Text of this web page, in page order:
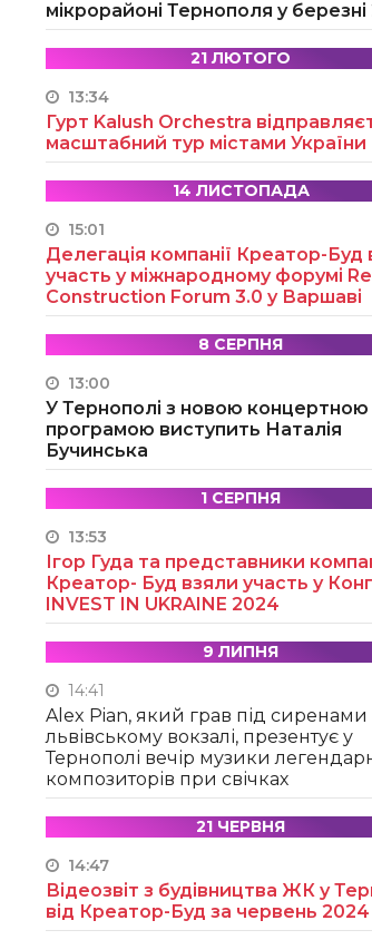
мікрорайоні Тернополя у березні
21 ЛЮТОГО
13:34
Гурт Kalush Orchestra
масштабний тур містами України
14 ЛИСТОПАДА
15:01
Делегація компанії Креатор-Буд
участь у міжнародному форумі
Construction Forum 3.0 у Варшаві
8 СЕРПНЯ
13:00
У Тернополі з новою концертною
програмою виступить Наталія
Бучинська
1 СЕРПНЯ
13:53
Ігор Гуда та представники
Креатор- Буд взяли участь у
INVEST IN UKRAINE 2024
9 ЛИПНЯ
14:41
Alex Pian, який грав під сиренами
львівському вокзалі, презентує у
Тернополі вечір музики
композиторів при свічках
21 ЧЕРВНЯ
14:47
Відеозвіт з будівництва ЖК у
від Креатор-Буд за червень 2024